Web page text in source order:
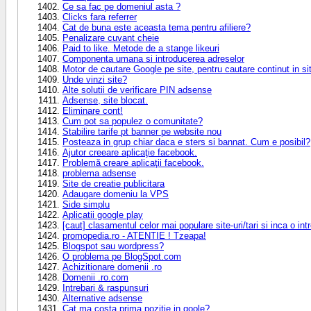
Ce sa fac pe domeniul asta ?
Clicks fara referrer
Cat de buna este aceasta tema pentru afiliere?
Penalizare cuvant cheie
Paid to like. Metode de a stange likeuri
Componenta umana si introducerea adreselor
Motor de cautare Google pe site, pentru cautare continut in
Unde vinzi site?
Alte solutii de verificare PIN adsense
Adsense, site blocat.
Eliminare cont!
Cum pot sa populez o comunitate?
Stabilire tarife pt banner pe website nou
Posteaza in grup chiar daca e sters si bannat. Cum e posibil?
Ajutor creeare aplicaţie facebook.
Problemă creare aplicaţii facebook.
problema adsense
Site de creatie publicitara
Adaugare domeniu la VPS
Side simplu
Aplicatii google play
[caut] clasamentul celor mai populare site-uri/tari si inca o
promopedia.ro - ATENTIE ! Tzeapa!
Blogspot sau wordpress?
O problema pe BlogSpot.com
Achizitionare domenii .ro
Domenii .ro.com
Intrebari & raspunsuri
Alternative adsense
Cat ma costa prima pozitie in goole?